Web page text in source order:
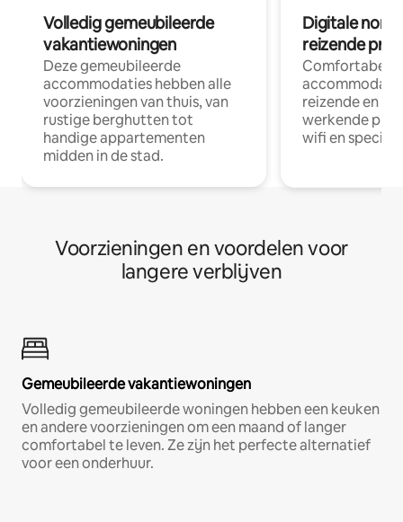
Volledig gemeubileerde
vakantiewoningen
Deze gemeubileerde
accommodaties hebben alle
voorzieningen van thuis, van
rustige berghutten tot
handige appartementen
midden in de stad.
Digitale
reizende
Comfortabele
reizende en
werkende
wifi en
Voorzieningen en voordelen voor
langere verblijven
Gemeubileerde vakantiewoningen
Volledig gemeubileerde woningen hebben een keuken
en andere voorzieningen om een maand of langer
comfortabel te leven. Ze zijn het perfecte alternatief
voor een onderhuur.